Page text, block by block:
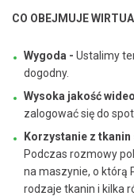
CO OBEJMUJE
Wygoda - Ustalimy
dogodny.
Wysoka jakość
zalogować się do
Korzystanie z
Podczas rozmowy
na maszynie, o którą
rodzaje tkanin i kilka